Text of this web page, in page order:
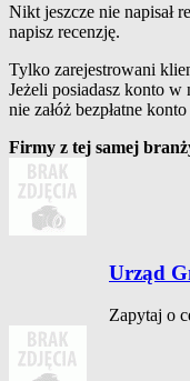
Nikt jeszcze nie napisał
napisz recenzję.
Tylko zarejestrowani
Jeżeli posiadasz konto w
nie załóż bezpłatne
Firmy z tej samej
Urząd
Zapytaj o